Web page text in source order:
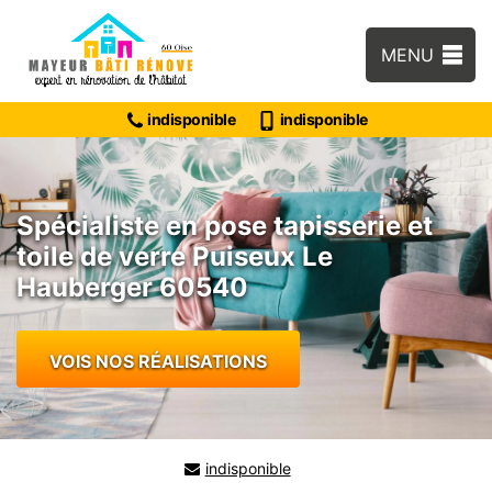
MENU
indisponible indisponible
Spécialiste en pose tapisserie et
toile de verre Puiseux Le
Hauberger 60540
VOIS NOS RÉALISATIONS
indisponible